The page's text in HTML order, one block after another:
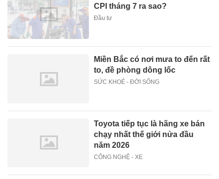
CPI tháng 7 ra sao?
Đầu tư
Miền Bắc có nơi mưa to đến rất
to, đề phòng dông lốc
SỨC KHOẺ - ĐỜI SỐNG
Toyota tiếp tục là hãng xe bán
chạy nhất thế giới nửa đầu
năm 2026
CÔNG NGHỆ - XE